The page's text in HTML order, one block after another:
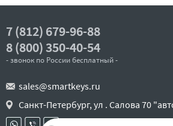
7 (812) 679-96-88
8 (800) 350-40-54
- звонок по России бесплатный -
sales@smartkeys.ru
Санкт-Петербург, ул . Салова 70